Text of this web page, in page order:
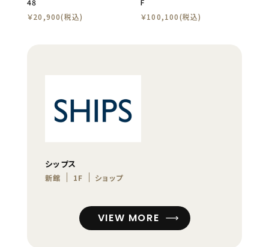
48
￥20,900(税込)
F
￥100,100(税込)
シップス
新館 1F ショップ
VIEW MORE